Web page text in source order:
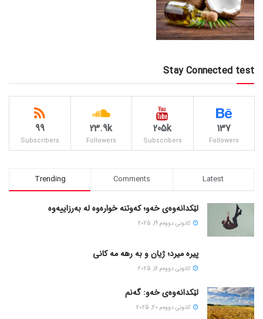
Stay Connected test
137
Followers
205k
Subscribers
23.9k
Followers
99
Subscribers
Trending Comments Latest
لێکدانەوەی خەو؛ کەوتنە خوارەوە لە بەرزاییەوە
كانونی دووه‌م 19, 2025
پیره میرد؛ ژیان و به رهه مه کانی
كانونی دووه‌م 16, 2025
لێکدانەوەی خەو: گەنم
كانونی دووه‌م 20, 2025